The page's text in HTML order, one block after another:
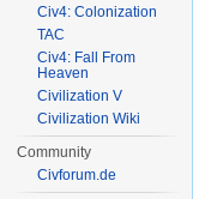
Civ4: Colonization
TAC
Civ4: Fall From
Heaven
Civilization V
Civilization Wiki
Community
Civforum.de